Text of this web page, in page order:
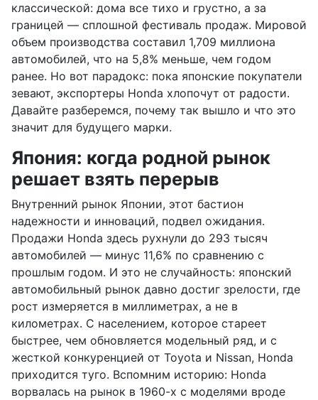
классической: дома все тихо и грустно, а за
границей — сплошной фестиваль продаж. Мировой
объем производства составил 1,709 миллиона
автомобилей, что на 5,8% меньше, чем годом
ранее. Но вот парадокс: пока японские покупатели
зевают, экспортеры Honda хлопочут от радости.
Давайте разберемся, почему так вышло и что это
значит для будущего марки.
Япония: когда родной рынок
решает взять перерыв
Внутренний рынок Японии, этот бастион
надежности и инноваций, подвел ожидания.
Продажи Honda здесь рухнули до 293 тысяч
автомобилей — минус 11,6% по сравнению с
прошлым годом. И это не случайность: японский
автомобильный рынок давно достиг зрелости, где
рост измеряется в миллиметрах, а не в
километрах. С населением, которое стареет
быстрее, чем обновляется модельный ряд, и с
жесткой конкуренцией от Toyota и Nissan, Honda
приходится туго. Вспомним историю: Honda
ворвалась на рынок в 1960-х с моделями вроде